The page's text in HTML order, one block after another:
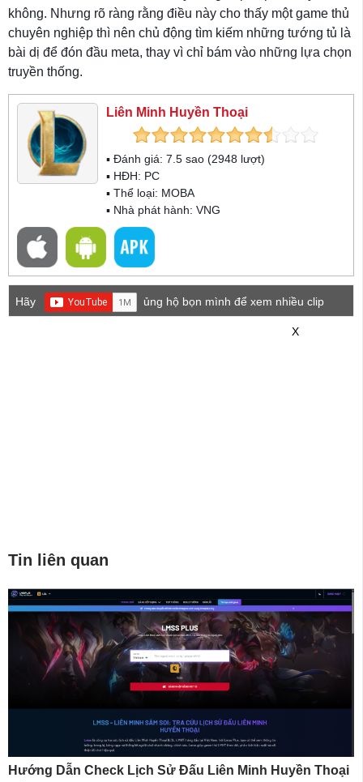
không. Nhưng rõ ràng rằng điều này cho thấy một game thủ
chuyên nghiệp thì nên chủ động tìm kiếm những tướng tủ là
bài dị để đón đầu meta, thay vì chỉ bám vào những lựa chọn
truyền thống.
Liên Minh Huyền Thoại
▪ Đánh giá: 7.5 sao (2948 lượt)
▪ HĐH: PC
▪ Thể loại: MOBA
▪ Nhà phát hành: VNG
Hãy
ủng hộ bọn mình để xem nhiều clip
X
Tin liên quan
Hướng Dẫn Check Lịch Sử Đấu Liên Minh Huyền Thoại